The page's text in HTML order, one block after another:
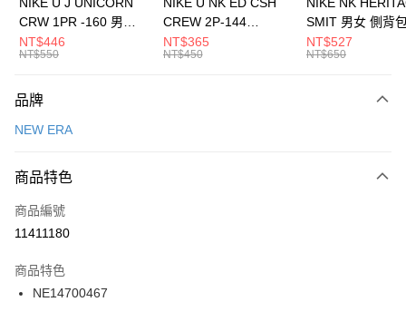
元大商業銀行
台灣樂天信用卡公司
全盈+PAY
AFTEE先享後付
【關於「AFTEE先享後付」】
便利好安心！
３．安心：先確認商品／服務後，再付款。
【「AFTEE先享後付」結帳流程】
１．於結帳方式選擇「AFTEE先享後付」後，將跳轉至「AFTEE先享後付」
２．訂單成立數日內，您將收到繳費通知簡訊。
３．收到繳費通知簡訊後14天內，點擊此簡訊中的連結，可透過四大超商／
ATM／網路銀行／等多元方式進行付款，方視為交易完成。
運送方式
每筆NT$100，滿NT$1,500(含以上)免運費
宅配
每筆NT$100，滿NT$1,500(含以上)免運費
付款後門市自取
每筆NT$100，滿NT$1,500(含以上)免運費
CRW 1PR -160 男女
中統襪 FZ3393100
NT$446
NT$550
CREW 2P-144
EMBRDY 男女 短統襪
FZ3073133
NT$365
NT$450
SMIT 男女 側背
BA5871010
NT$527
NT$650
品牌
NEW ERA
商品特色
商品編號
11411180
商品特色
NE14700467